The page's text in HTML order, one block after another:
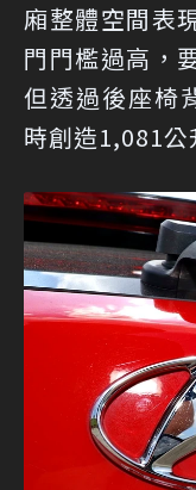
廂整體空間表
門門檻過高，
但透過後座椅
時創造1,081公